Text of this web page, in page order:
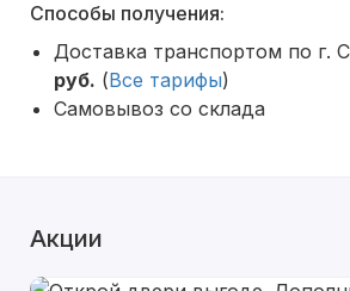
Способы получения:
Доставка транспортом по г.
руб. (Все тарифы)
Самовывоз со склада
Акции